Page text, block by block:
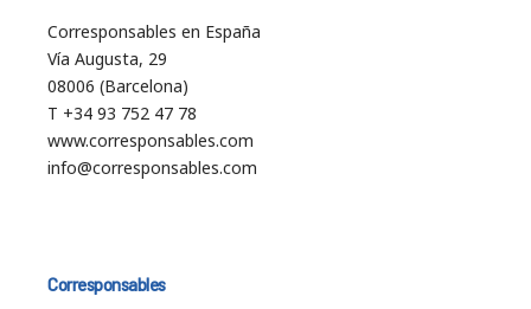
Corresponsables en España
Vía Augusta, 29
08006 (Barcelona)
T +34 93 752 47 78
www.corresponsables.com
info@corresponsables.com
Corresponsables